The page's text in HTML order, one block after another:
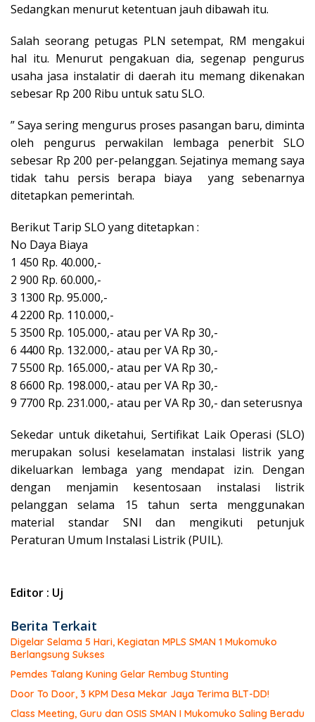
Sedangkan menurut ketentuan jauh dibawah itu.
Salah seorang petugas PLN setempat, RM mengakui
hal itu. Menurut pengakuan dia, segenap pengurus
usaha jasa instalatir di daerah itu memang dikenakan
sebesar Rp 200 Ribu untuk satu SLO.
” Saya sering mengurus proses pasangan baru, diminta
oleh pengurus perwakilan lembaga penerbit SLO
sebesar Rp 200 per-pelanggan. Sejatinya memang saya
tidak tahu persis berapa biaya yang sebenarnya
ditetapkan pemerintah.
Berikut Tarip SLO yang ditetapkan :
No Daya Biaya
1 450 Rp. 40.000,-
2 900 Rp. 60.000,-
3 1300 Rp. 95.000,-
4 2200 Rp. 110.000,-
5 3500 Rp. 105.000,- atau per VA Rp 30,-
6 4400 Rp. 132.000,- atau per VA Rp 30,-
7 5500 Rp. 165.000,- atau per VA Rp 30,-
8 6600 Rp. 198.000,- atau per VA Rp 30,-
9 7700 Rp. 231.000,- atau per VA Rp 30,- dan seterusnya
Sekedar untuk diketahui, Sertifikat Laik Operasi (SLO)
merupakan solusi keselamatan instalasi listrik yang
dikeluarkan lembaga yang mendapat izin. Dengan
dengan menjamin kesentosaan instalasi listrik
pelanggan selama 15 tahun serta menggunakan
material standar SNI dan mengikuti petunjuk
Peraturan Umum Instalasi Listrik (PUIL).
Editor : Uj
Berita Terkait
Digelar Selama 5 Hari, Kegiatan MPLS SMAN 1 Mukomuko
Berlangsung Sukses
Pemdes Talang Kuning Gelar Rembug Stunting
Door To Door, 3 KPM Desa Mekar Jaya Terima BLT-DD!
Class Meeting, Guru dan OSIS SMAN I Mukomuko Saling Beradu